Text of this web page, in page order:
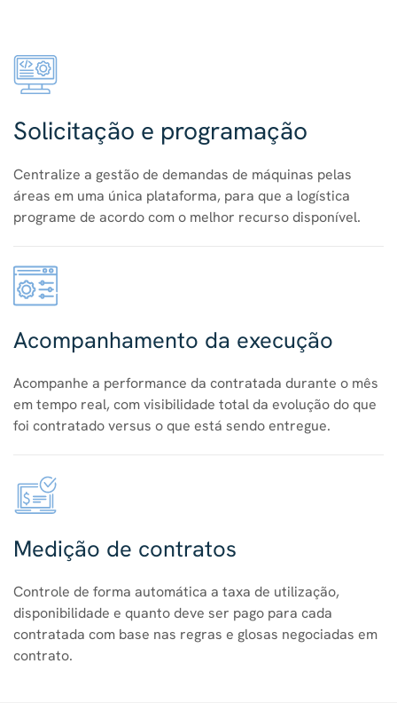
Solicitação e programação
Centralize a gestão de demandas de máquinas pelas
áreas em uma única plataforma, para que a logística
programe de acordo com o melhor recurso disponível.
Acompanhamento da execução
Acompanhe a performance da contratada durante o mês
em tempo real, com visibilidade total da evolução do que
foi contratado versus o que está sendo entregue.
Medição de contratos
Controle de forma automática a taxa de utilização,
disponibilidade e quanto deve ser pago para cada
contratada com base nas regras e glosas negociadas em
contrato.